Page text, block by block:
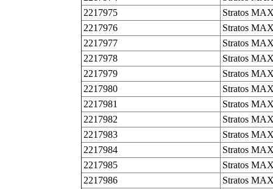
2217975
Stratos
2217976
Stratos
2217977
Stratos
2217978
Stratos
2217979
Stratos
2217980
Stratos
2217981
Stratos
2217982
Stratos
2217983
Stratos
2217984
Stratos
2217985
Stratos
2217986
Stratos